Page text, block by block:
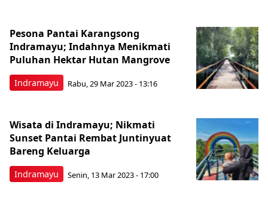
Indramayu
Pesona Pantai Karangsong
Indramayu; Indahnya Menikmati
Puluhan Hektar Hutan Mangrove
Rabu, 29 Mar 2023 - 13:16
Indramayu
Wisata di Indramayu; Nikmati
Sunset Pantai Rembat Juntinyuat
Bareng Keluarga
Senin, 13 Mar 2023 - 17:00